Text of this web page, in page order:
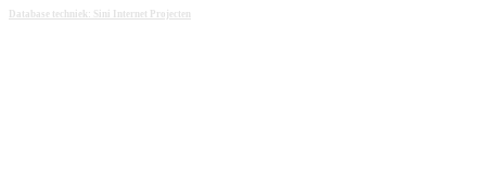
Database techniek: Sini Internet Projecten